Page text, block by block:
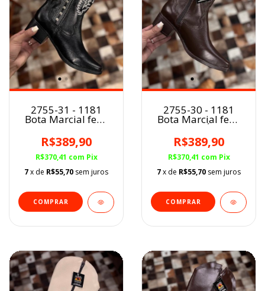
2755-31 - 1181
Bota Marcial fem.
R$389,90
R$370,41 com Pix
7x de R$55,70 sem juros
COMPRAR
2755-30 - 1181
Bota Marcial fem.
CAFÉ
R$389,90
R$370,41 com Pix
7x de R$55,70 sem juros
COMPRAR